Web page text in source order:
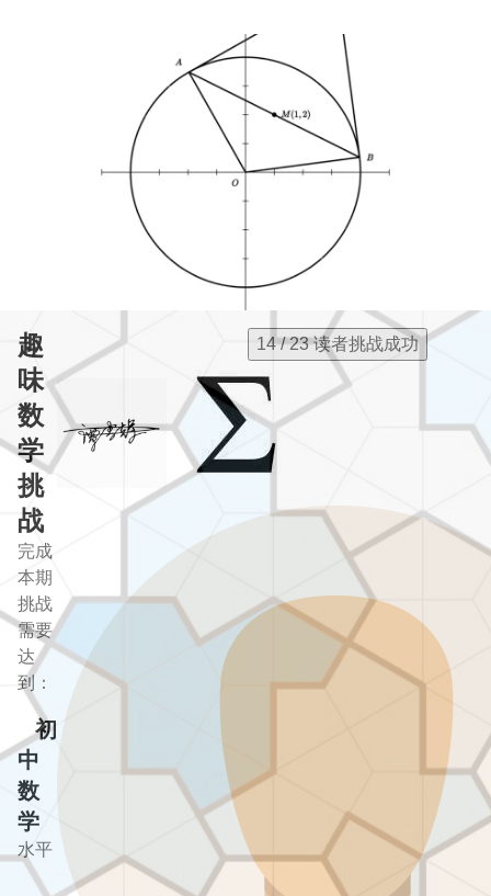
趣
味
数
学
挑
战
完成
本期
挑战
需要
达
到：
初
中
数
学
水平
14 / 23 读者挑战成功